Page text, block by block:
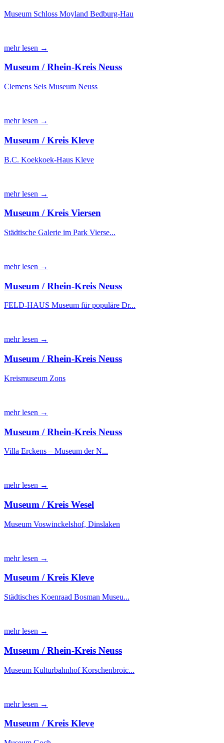
Museum Schloss Moyland Bedburg-Hau
mehr lesen →
Museum / Rhein-Kreis Neuss
Clemens Sels Museum Neuss
mehr lesen →
Museum / Kreis Kleve
B.C. Koekkoek-Haus Kleve
mehr lesen →
Museum / Kreis Viersen
Städtische Galerie im Park Vierse...
mehr lesen →
Museum / Rhein-Kreis Neuss
FELD-HAUS Museum für populäre Dr...
mehr lesen →
Museum / Rhein-Kreis Neuss
Kreismuseum Zons
mehr lesen →
Museum / Rhein-Kreis Neuss
Villa Erckens – Museum der N...
mehr lesen →
Museum / Kreis Wesel
Museum Voswinckelshof, Dinslaken
mehr lesen →
Museum / Kreis Kleve
Städtisches Koenraad Bosman Museu...
mehr lesen →
Museum / Rhein-Kreis Neuss
Museum Kulturbahnhof Korschenbroic...
mehr lesen →
Museum / Kreis Kleve